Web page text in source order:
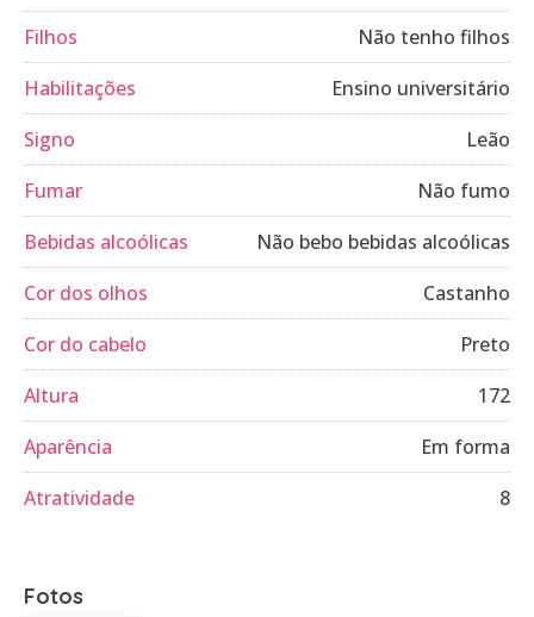
Filhos
Não tenho filhos
Habilitações
Ensino universitário
Signo
Leão
Fumar
Não fumo
Bebidas alcoólicas
Não bebo bebidas alcoólicas
Cor dos olhos
Castanho
Cor do cabelo
Preto
Altura
172
Aparência
Em forma
Atratividade
8
Fotos